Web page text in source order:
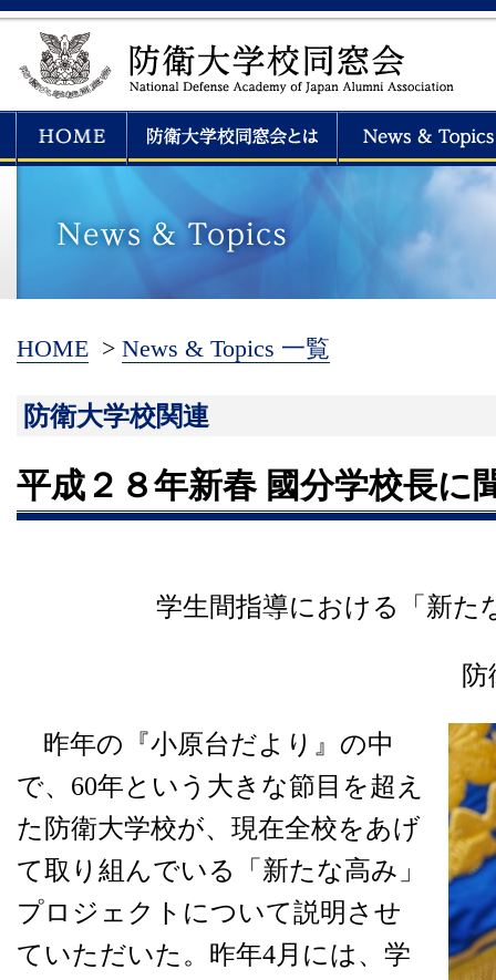
HOME > News & Topics 一覧
防衛大学校関連
平成２８年新春 國分学校長に
学生間指導における「新たな
防衛大
昨年の『小原台だより』の中
で、60年という大きな節目を超え
た防衛大学校が、現在全校をあげ
て取り組んでいる「新たな高み」
プロジェクトについて説明させ
ていただいた。昨年4月には、学